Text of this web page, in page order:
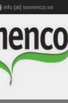
info [at] semenco.se